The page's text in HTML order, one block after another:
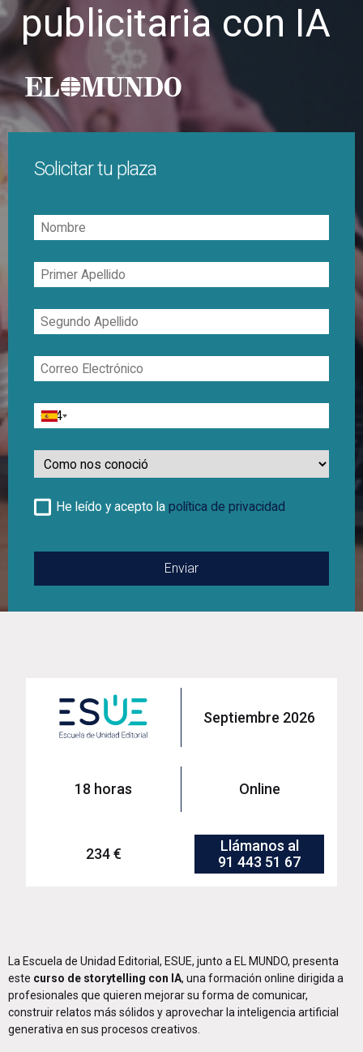
publicitaria con IA
Solicitar tu plaza
Nombre
Primer
Apellido
Segundo
Apellido
Correo
Electrónico
Teléfono
Como
nos
He leído y acepto la política de privacidad
Septiembre 2026
18 horas Online
234 €
Llámanos al
91 443 51 67
La Escuela de Unidad Editorial, ESUE, junto a EL MUNDO, presenta
este curso de storytelling con IA, una formación online dirigida a
profesionales que quieren mejorar su forma de comunicar,
construir relatos más sólidos y aprovechar la inteligencia artificial
generativa en sus procesos creativos.